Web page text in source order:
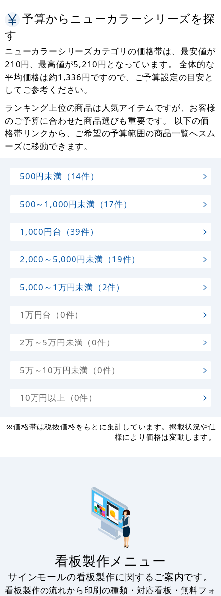
予算からニューカラーシリーズを探
す
ニューカラーシリーズカテゴリの価格帯は、最安値が
210円、最高値が5,210円となっています。 全体的な
平均価格は約1,336円ですので、ご予算設定の目安と
してご参考ください。
ランキング上位の商品は人気アイテムですが、お客様
のご予算に合わせた商品選びも重要です。 以下の価
格帯リンクから、ご希望の予算範囲の商品一覧へスム
ーズに移動できます。
500円未満（14件）
500～1,000円未満（17件）
1,000円台（39件）
2,000～5,000円未満（19件）
5,000～1万円未満（2件）
1万円台（0件）
2万～5万円未満（0件）
5万～10万円未満（0件）
10万円以上（0件）
※価格帯は税抜価格をもとに集計しています。掲載状況や仕
様により価格は変動します。
看板製作メニュー
サインモールの看板製作に関するご案内です。
看板製作の流れから印刷の種類・対応看板・無料フォ